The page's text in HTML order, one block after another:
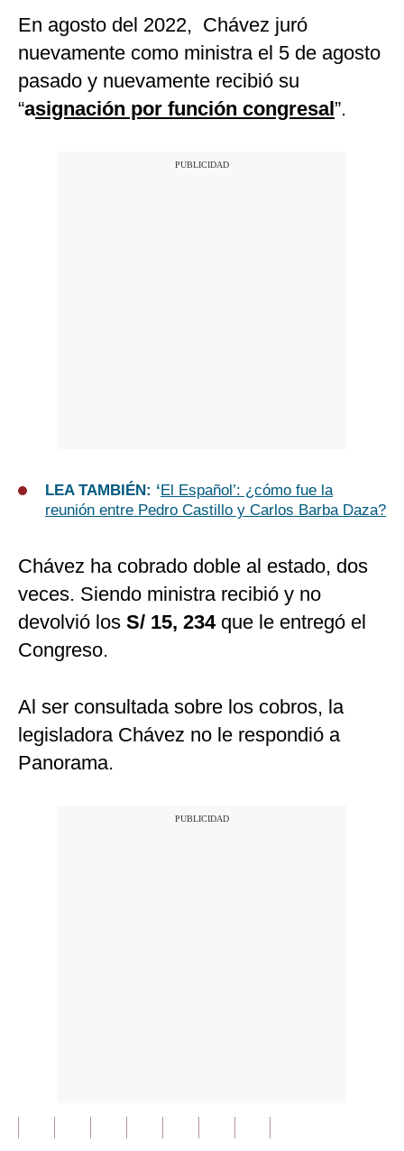
En agosto del 2022, Chávez juró
nuevamente como ministra el 5 de agosto
pasado y nuevamente recibió su
“asignación por función congresal”.
LEA TAMBIÉN: ‘ El Español’: ¿cómo fue la
reunión entre Pedro Castillo y Carlos Barba Daza?
Chávez ha cobrado doble al estado, dos
veces. Siendo ministra recibió y no
devolvió los S/ 15, 234que le entregó el
Congreso.
Al ser consultada sobre los cobros, la
legisladora Chávez no le respondió a
Panorama.